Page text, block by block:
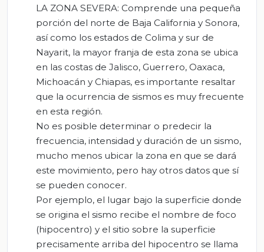
LA ZONA SEVERA: Comprende una pequeña
porción del norte de Baja California y Sonora,
así como los estados de Colima y sur de
Nayarit, la mayor franja de esta zona se ubica
en las costas de Jalisco, Guerrero, Oaxaca,
Michoacán y Chiapas, es importante resaltar
que la ocurrencia de sismos es muy frecuente
en esta región.
No es posible determinar o predecir la
frecuencia, intensidad y duración de un sismo,
mucho menos ubicar la zona en que se dará
este movimiento, pero hay otros datos que sí
se pueden conocer.
Por ejemplo, el lugar bajo la superficie donde
se origina el sismo recibe el nombre de foco
(hipocentro) y el sitio sobre la superficie
precisamente arriba del hipocentro se llama